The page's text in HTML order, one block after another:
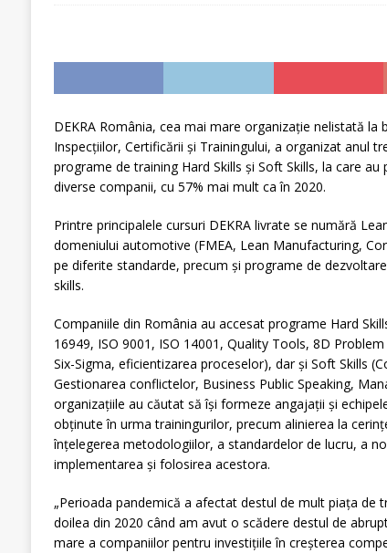
DEKRA România, cea mai mare organizaţie nelistată la
Inspecțiilor, Certificării și Trainingului, a organizat anul
programe de training Hard Skills şi Soft Skills, la care
diverse companii, cu 57% mai mult ca în 2020.
Printre principalele cursuri DEKRA livrate se numără
domeniului automotive (FMEA, Lean Manufacturing,
pe diferite standarde, precum și programe de
skills.
Companiile din România au accesat programe Hard
16949, ISO 9001, ISO 14001, Quality Tools, 8D
Six-Sigma, eficientizarea proceselor), dar şi Soft Skills
Gestionarea conflictelor, Business Public Speaking,
organizaţiile au căutat să îşi formeze angajaţii şi
obţinute în urma trainingurilor, precum alinierea la
înţelegerea metodologiilor, a standardelor de lucru, a
implementarea şi folosirea acestora.
„Perioada pandemică a afectat destul de mult piaţa de
doilea din 2020 când am avut o scădere destul de
mare a companiilor pentru investiţiile în creșterea